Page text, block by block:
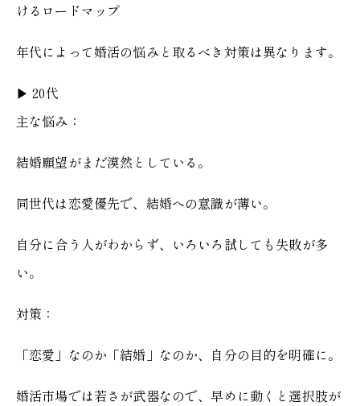
けるロードマップ
年代によって婚活の悩みと取るべき対策は異なります。
▶︎ 20代
主な悩み：
結婚願望がまだ漠然としている。
同世代は恋愛優先で、結婚への意識が薄い。
自分に合う人がわからず、いろいろ試しても失敗が多
い。
対策：
「恋愛」なのか「結婚」なのか、自分の目的を明確に。
婚活市場では若さが武器なので、早めに動くと選択肢が